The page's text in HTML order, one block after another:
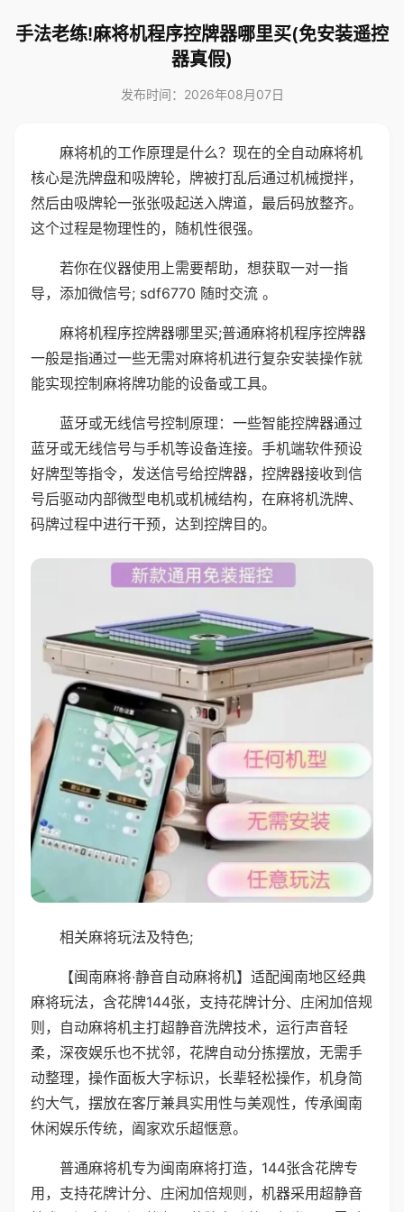
手法老练!麻将机程序控牌器哪里买(免安装遥控
器真假)
发布时间：2026年08月07日
麻将机的工作原理是什么？现在的全自动麻将机
核心是洗牌盘和吸牌轮，牌被打乱后通过机械搅拌，
然后由吸牌轮一张张吸起送入牌道，最后码放整齐。
这个过程是物理性的，随机性很强。
若你在仪器使用上需要帮助，想获取一对一指
导，添加微信号; sdf6770 随时交流 。
麻将机程序控牌器哪里买;普通麻将机程序控牌器
一般是指通过一些无需对麻将机进行复杂安装操作就
能实现控制麻将牌功能的设备或工具。
蓝牙或无线信号控制原理：一些智能控牌器通过
蓝牙或无线信号与手机等设备连接。手机端软件预设
好牌型等指令，发送信号给控牌器，控牌器接收到信
号后驱动内部微型电机或机械结构，在麻将机洗牌、
码牌过程中进行干预，达到控牌目的。
相关麻将玩法及特色;
【闽南麻将·静音自动麻将机】适配闽南地区经典
麻将玩法，含花牌144张，支持花牌计分、庄闲加倍规
则，自动麻将机主打超静音洗牌技术，运行声音轻
柔，深夜娱乐也不扰邻，花牌自动分拣摆放，无需手
动整理，操作面板大字标识，长辈轻松操作，机身简
约大气，摆放在客厅兼具实用性与美观性，传承闽南
休闲娱乐传统，阖家欢乐超惬意。
普通麻将机专为闽南麻将打造，144张含花牌专
用，支持花牌计分、庄闲加倍规则，机器采用超静音